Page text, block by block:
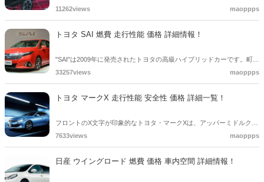
ーです。売上TOP5の常連車種として、特に北米市場で絶大なる人気
2．5Lとは思えない経済性とエレガントな造形美が魅力のトヨタ自慢
の世界戦略カーです。
11262views maoppps
トヨタ SAI 燃費 走行性能 価格 詳細情報！
"SAI"は2009年に発売されたトヨタの高級ハイブリッドカーです。町中
でも良く見かけるほどの人気車種で、ヘッドランプとテールランプが
トヨタが提案する高級ハイブリッド。その全貌に迫ります。
33257views maoppps
トヨタ マークX 走行性能 安全性 価格 詳細一覧！
フロントのX文字が印象的なトヨタ・マークXは、アッパーミドルクラ
スのスポーツセダンです。セダンタイプのFR車は世界的にも希少にな
を求めるユーザーにとって、無くてはならない車です。
7633views maoppps
日産 ウイングロード 燃費 価格 車内空間 詳細情報！